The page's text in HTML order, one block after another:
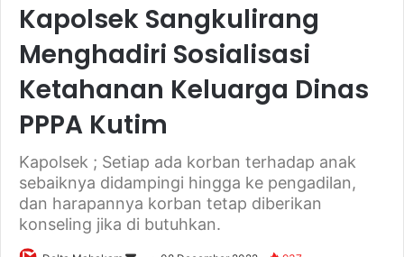
Kapolsek Sangkulirang
Menghadiri Sosialisasi
Ketahanan Keluarga Dinas
PPPA Kutim
Kapolsek ; Setiap ada korban terhadap anak
sebaiknya didampingi hingga ke pengadilan,
dan harapannya korban tetap diberikan
konseling jika di butuhkan.